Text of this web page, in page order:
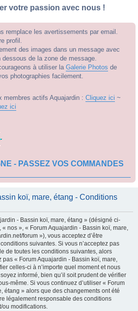
votre passion avec nous !
remplace les avertissements par email.
profil.
des images dans un message avec
de la zone de message.
à utiliser la Galerie Photos de
photographies facilement.
membres actifs Aquajardin : Cliquez ici ~
ici
- PASSEZ VOS COMMANDES
koï, mare, étang - Conditions
- Bassin koï, mare, étang » (désigné ci-
nos », « Forum Aquajardin - Bassin koï, mare,
forum »), vous acceptez d’être
suivantes. Si vous n’acceptez pas
de toutes les conditions suivantes, alors
pas « Forum Aquajardin - Bassin koï, mare,
celles-ci à n’importe quel moment et nous
informé, bien qu’il soit prudent de vérifier
même. Si vous continuez d’utiliser « Forum
étang » alors que des changements ont été
légalement responsable des conditions
ou modifications.